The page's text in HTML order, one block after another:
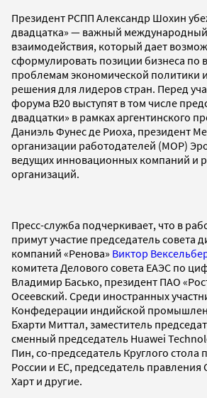
Президент РСПП Александр Шохин
двадцатка» — важный
взаимодействия, который дает
сформулировать позиции бизнеса по
проблемам экономической политики
решения для лидеров стран. Перед
форума B20 выступят в том числе
двадцатки» в рамках аргентинского
Даниэль Фунес де Риоха, президент
организации работодателей (МОР)
ведущих инновационных компаний и
организаций.
Пресс-служба подчеркивает, что в
примут участие председатель совета
компаний «Ренова» Виктор
комитета Делового совета ЕАЭС по
Владимир Басько, президент ПАО
Осеевский. Среди иностранных
Конфедерации индийской
Бхарти Миттал, заместитель
сменный председатель Huawei
Пин, со-председатель Круглого
России и ЕС, председатель правления
Харт и другие.